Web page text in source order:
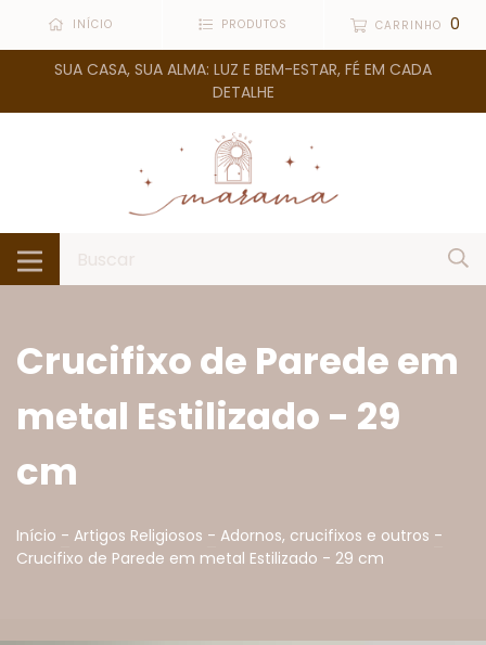
INÍCIO PRODUTOS CARRINHO 0
SUA CASA, SUA ALMA: LUZ E BEM-ESTAR, FÉ EM CADA
DETALHE
Crucifixo de Parede em
metal Estilizado - 29
cm
Início - Artigos Religiosos - Adornos, crucifixos e outros -
Crucifixo de Parede em metal Estilizado - 29 cm